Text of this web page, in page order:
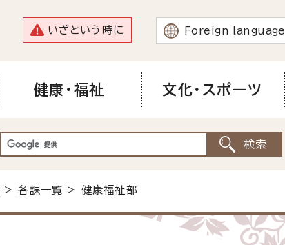
いざという時に Foreign language
健康・福祉 文化・スポーツ
>各課一覧 > 健康福祉部